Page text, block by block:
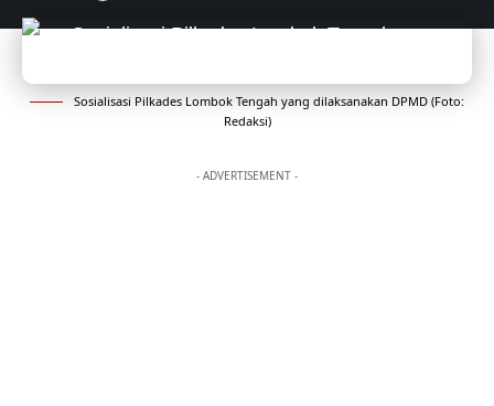
Sosialisasi Pilkades Lombok Tengah yang dilaksanakan DPMD (Foto:
Redaksi)
- ADVERTISEMENT -